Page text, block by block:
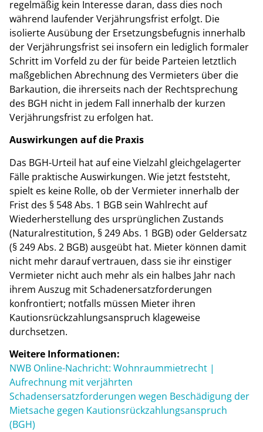
regelmäßig kein Interesse daran, dass dies noch
während laufender Verjährungsfrist erfolgt. Die
isolierte Ausübung der Ersetzungsbefugnis innerhalb
der Verjährungsfrist sei insofern ein lediglich formaler
Schritt im Vorfeld zu der für beide Parteien letztlich
maßgeblichen Abrechnung des Vermieters über die
Barkaution, die ihrerseits nach der Rechtsprechung
des BGH nicht in jedem Fall innerhalb der kurzen
Verjährungsfrist zu erfolgen hat.
Auswirkungen auf die Praxis
Das BGH-Urteil hat auf eine Vielzahl gleichgelagerter
Fälle praktische Auswirkungen. Wie jetzt feststeht,
spielt es keine Rolle, ob der Vermieter innerhalb der
Frist des § 548 Abs. 1 BGB sein Wahlrecht auf
Wiederherstellung des ursprünglichen Zustands
(Naturalrestitution, § 249 Abs. 1 BGB) oder Geldersatz
(§ 249 Abs. 2 BGB) ausgeübt hat. Mieter können damit
nicht mehr darauf vertrauen, dass sie ihr einstiger
Vermieter nicht auch mehr als ein halbes Jahr nach
ihrem Auszug mit Schadenersatzforderungen
konfrontiert; notfalls müssen Mieter ihren
Kautionsrückzahlungsanspruch klageweise
durchsetzen.
Weitere Informationen:
NWB Online-Nachricht: Wohnraummietrecht |
Aufrechnung mit verjährten
Schadensersatzforderungen wegen Beschädigung der
Mietsache gegen Kautionsrückzahlungsanspruch
(BGH)